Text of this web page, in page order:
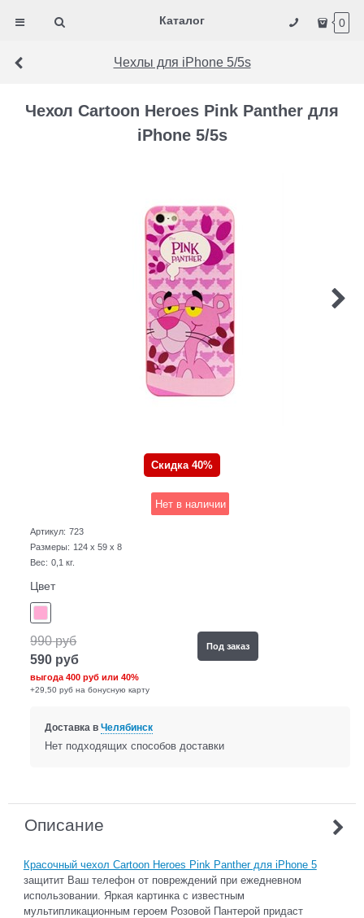
Каталог 0
Чехлы для iPhone 5/5s
Чехол Cartoon Heroes Pink Panther для
iPhone 5/5s
Скидка 40%
Нет в наличии
Артикул: 723
Размеры: 124 x 59 x 8
Вес: 0,1 кг.
Цвет
990 руб
590 руб
выгода400 руб или40%
+29,50 руб на бонусную карту
Под заказ
Доставка в Челябинск
Нет подходящих способов доставки
Описание
Красочный чехол Cartoon Heroes Pink Panther для iPhone 5
защитит Ваш телефон от повреждений при ежедневном
использовании. Яркая картинка c известным
мультипликационным героем Розовой Пантерой придаст